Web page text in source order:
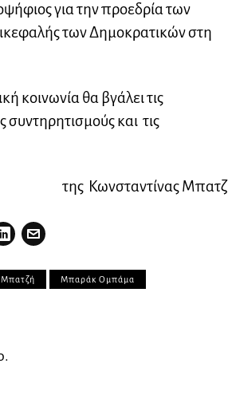
για την προεδρία των
των Δημοκρατικών στη
κοινωνία θα βγάλει τις
και τις
της Κωνσταντίνας
Μπατζή Μπαράκ Ομπάμα